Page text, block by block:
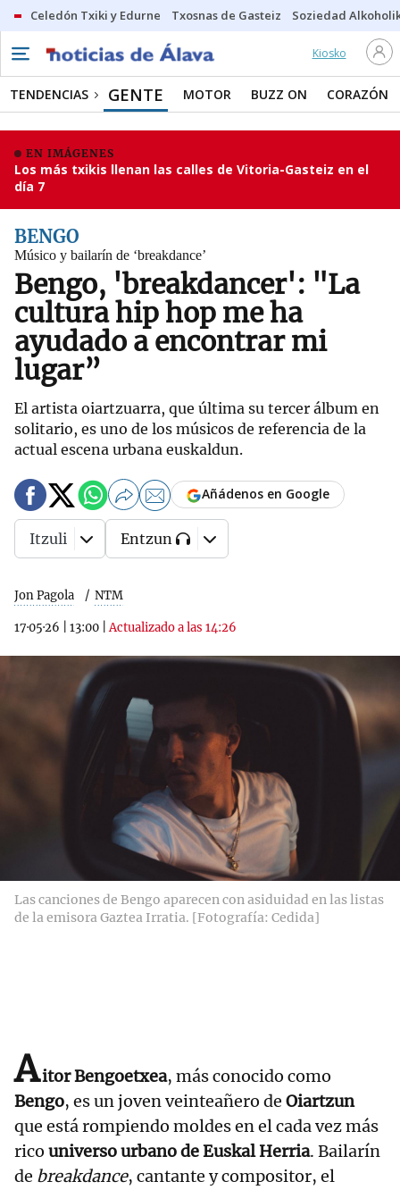
Celedón Txiki y Edurne Txosnas de Gasteiz Soziedad
Kiosko
TENDENCIAS GENTE MOTOR BUZZ ON CORAZÓN
EN IMÁGENES
Los más txikis llenan las calles de Vitoria-Gasteiz en el
día 7
BENGO
Músico y bailarín de ‘breakdance’
Bengo, 'breakdancer': "La
cultura hip hop me ha
ayudado a encontrar mi
lugar”
El artista oiartzuarra, que última su tercer álbum en
solitario, es uno de los músicos de referencia de la
actual escena urbana euskaldun.
Jon Pagola NTM
17·05·26 13:00 |Actualizado a las 14:26
Añádenos en Google
Itzuli Entzun
Las canciones de Bengo aparecen con asiduidad en las listas
de la emisora Gaztea Irratia. [Fotografía: Cedida]
Aitor Bengoetxea, más conocido como
Bengo, es un joven veinteañero de Oiartzun
que está rompiendo moldes en el cada vez más
rico universo urbano de Euskal Herria. Bailarín
de breakdance, cantante y compositor, el